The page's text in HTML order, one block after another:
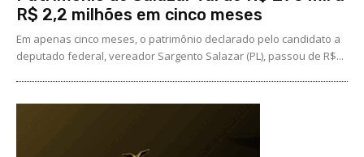
R$ 2,2 milhões em cinco meses
Em apenas cinco meses, o patrimônio declarado pelo candidato a
deputado federal, vereador Sargento Salazar (PL), passou de R$...